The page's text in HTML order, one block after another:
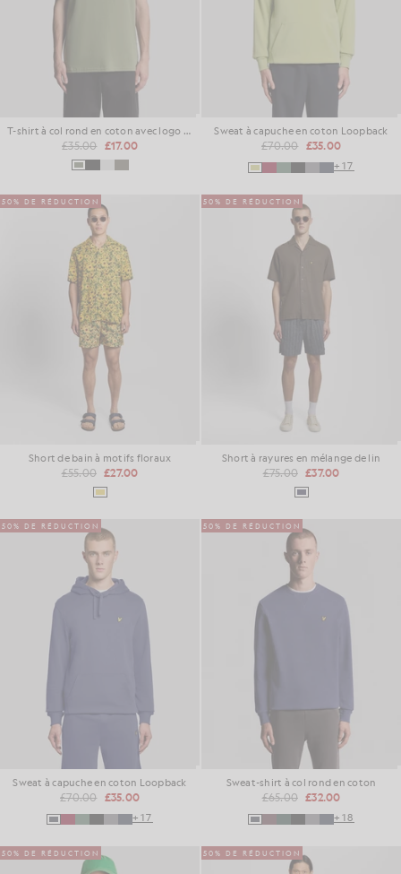
T-shirt à col rond en coton avec logo en lettrage
£35.00 £17.00
Sweat à capuche en coton Loopback
£70.00 £35.00
+17
50% DE RÉDUCTION
Short de bain à motifs floraux
£55.00 £27.00
50% DE RÉDUCTION
Short à rayures en mélange de lin
£75.00 £37.00
50% DE RÉDUCTION
Sweat à capuche en coton Loopback
£70.00 £35.00
+17
50% DE RÉDUCTION
Sweat-shirt à col rond en coton
£65.00 £32.00
+18
50% DE RÉDUCTION 50% DE RÉDUCTION